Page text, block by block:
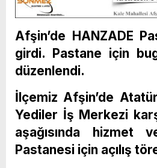
Afşin’de HANZADE
girdi. Pastane için
düzenlendi.
İlçemiz Afşin’de
Yediler İş Merkezi
aşağısında hizmet
Pastanesi için açılış